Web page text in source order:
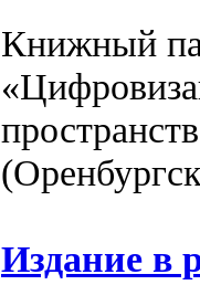
Книжный
Издание в